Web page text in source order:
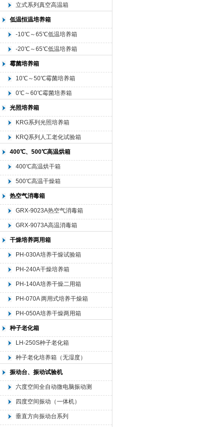
立式系列真空高温箱
低温恒温培养箱
-10℃～65℃低温培养箱
-20℃～65℃低温培养箱
霉菌培养箱
10℃～50℃霉菌培养箱
0℃～60℃霉菌培养箱
光照培养箱
KRG系列光照培养箱
KRQ系列人工老化试验箱
400℃、500℃高温烘箱
400℃高温烘干箱
500℃高温干燥箱
热空气消毒箱
GRX-9023A热空气消毒箱
GRX-9073A高温消毒箱
干燥培养两用箱
PH-030A培养干燥试验箱
PH-240A干燥培养箱
PH-140A培养干燥二用箱
PH-070A 两用式培养干燥箱
PH-050A培养干燥两用箱
种子老化箱
LH-250S种子老化箱
种子老化培养箱（无湿度）
振动台、振动试验机
六度空间全自动微电脑振动测
试机
四度空间振动（一体机）
垂直方向振动台系列